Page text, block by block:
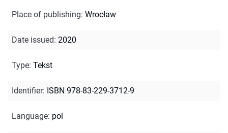
Place of publishing: Wrocław
Date issued: 2020
Type: Tekst
Identifier: ISBN 978-83-229-3712-9
Language: pol